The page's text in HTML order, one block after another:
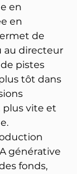
en
en
de
au directeur
pistes
tôt dans
plus vite et
générative
fonds,